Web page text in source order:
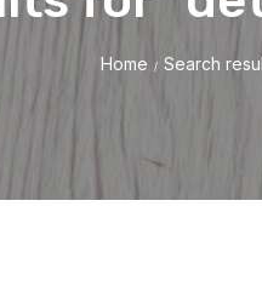
Home / Search